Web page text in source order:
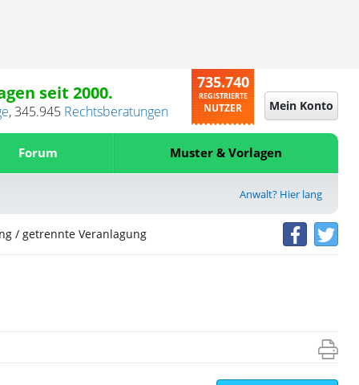
seit 2000.
,345.945 Rechtsberatungen
735.740
REGISTRIERTE
NUTZER Mein Konto
Forum Muster & Vorlagen
Anwalt? Hier lang
/ getrennte Veranlagung